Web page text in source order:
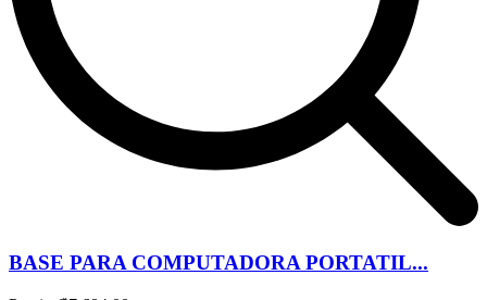
BASE PARA COMPUTADORA PORTATIL...